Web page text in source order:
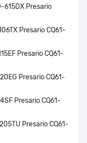
615DX Presario
Presario CQ61-
Presario CQ61-
Presario CQ61-
Presario CQ61-
Presario CQ61-